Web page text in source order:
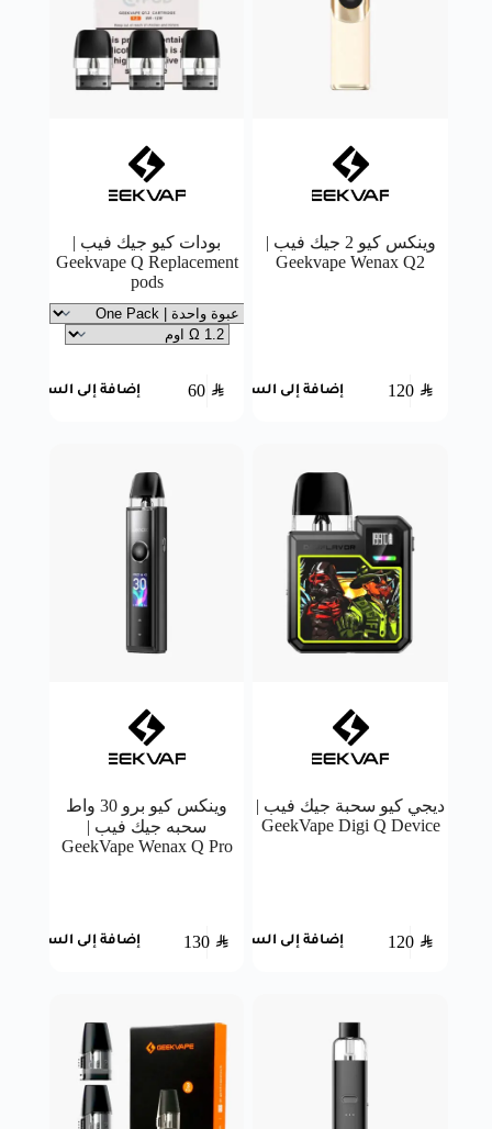
وينكس كيو 2 جيك فيب |
Geekvape Wenax Q2
120 SAR إضافة إلى السلة
بودات كيو جيك فيب |
Geekvape Q Replacement
pods
60 SAR إضافة إلى السلة
ديجي كيو سحبة جيك فيب |
GeekVape Digi Q Device
120 SAR إضافة إلى السلة
وينكس كيو برو 30 واط
سحبه جيك فيب |
GeekVape Wenax Q Pro
130 SAR إضافة إلى السلة